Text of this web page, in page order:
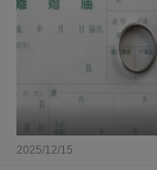
2025/12/15